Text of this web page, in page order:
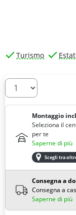
Turismo
Quantità
Montaggio
Seleziona il
per te
Saperne di più
Scegli tra
Consegna a
Consegna a
Saperne di più